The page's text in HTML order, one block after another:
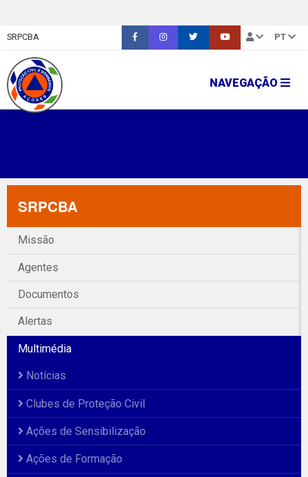
SRPCBA PT
NAVEGAÇÃO
SRPCBA
Missão
Agentes
Documentos
Alertas
Multimédia
Notícias
Clubes de Proteção Civil
Ações de Sensibilização
Ações de Formação